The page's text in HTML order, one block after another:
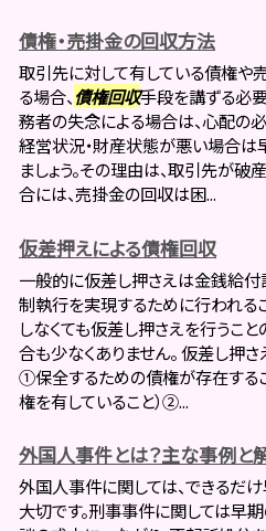
債権・売掛金の回収方法
取引先に対して有している債権や
る場合、 債権回収手段を講ずる必
務者の失念による場合は、心配の
経営状況・財産状態が悪い場合は
ましょう。その理由は、取引先が
合には、売掛金の回収は困...
仮差押えによる債権回収
一般的に仮差し押さえは金銭給
制執行を実現するために行われる
しなくても仮差し押さえを行うこと
合も少なくありません。 仮差し押
①保全するための債権が存在する
権を有していること）②...
外国人事件とは？主な事例と
外国人事件に関しては、できるだけ
大切です。刑事事件に関しては早